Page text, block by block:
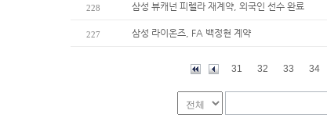
228 삼성 뷰캐넌 피렐라 재계약, 외국인 선수 완료
227 삼성 라이온즈, FA 백정현 계약
31 32 33 34